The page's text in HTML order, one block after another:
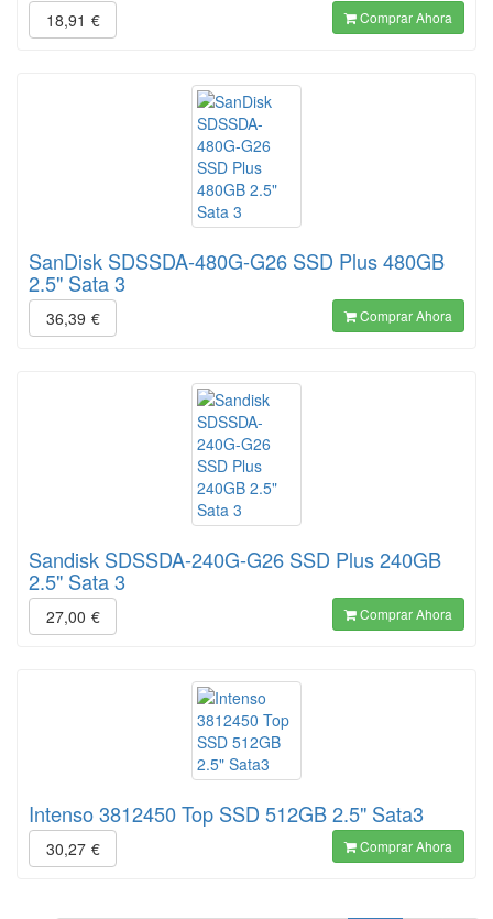
18,91 € Comprar Ahora
SanDisk SDSSDA-480G-G26 SSD Plus 480GB
2.5" Sata 3
36,39 € Comprar Ahora
Sandisk SDSSDA-240G-G26 SSD Plus 240GB
2.5" Sata 3
27,00 € Comprar Ahora
Intenso 3812450 Top SSD 512GB 2.5" Sata3
30,27 € Comprar Ahora